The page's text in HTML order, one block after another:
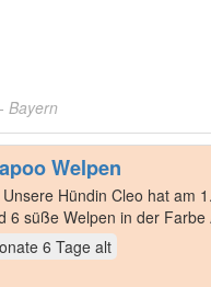
- Bayern
Welpen
6 Tagealt